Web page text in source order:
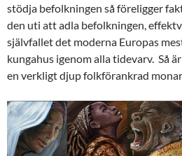
stödja befolkningen så föreligger
den uti att adla befolkningen,
självfallet det moderna Europas
kungahus igenom alla tidevarv. Så
en verkligt djup folkförankrad